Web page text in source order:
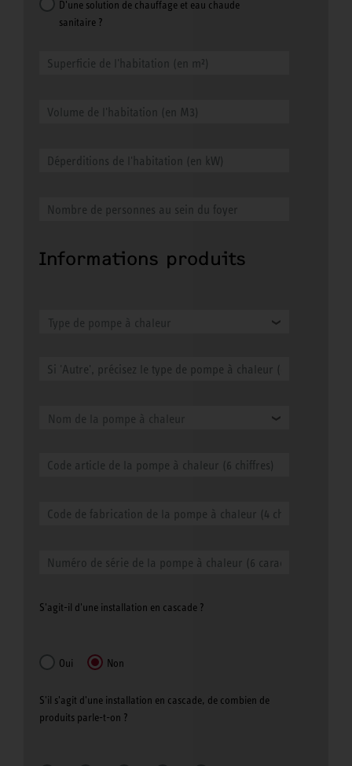
D'une solution de chauffage et eau chaude
sanitaire ?
Informations produits
Type de pompe à chaleur
Nom de la pompe à chaleur
S'agit-il d'une installation en cascade ?
Oui Non
S'il s'agit d'une installation en cascade, de combien de
produits parle-t-on ?